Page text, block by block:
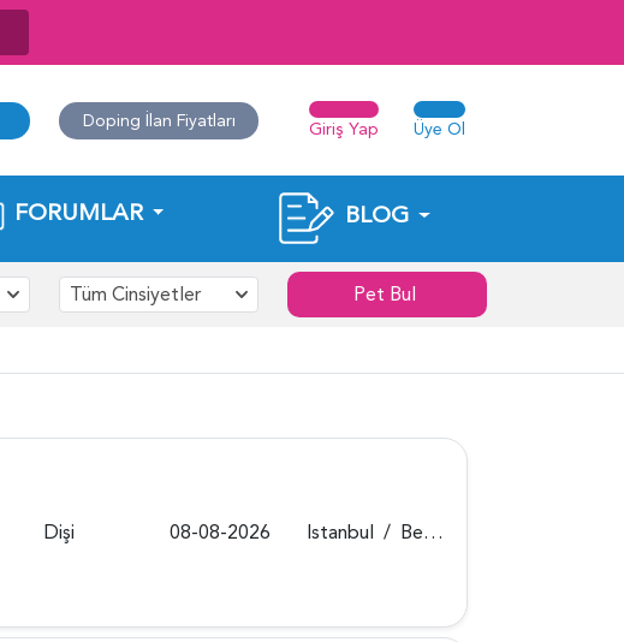
Doping İlan Fiyatları Giriş Yap Üye Ol
FORUMLAR BLOG
Tüm Cinsiyetler Pet Bul
Dişi 08-08-2026 Istanbul / Beykoz